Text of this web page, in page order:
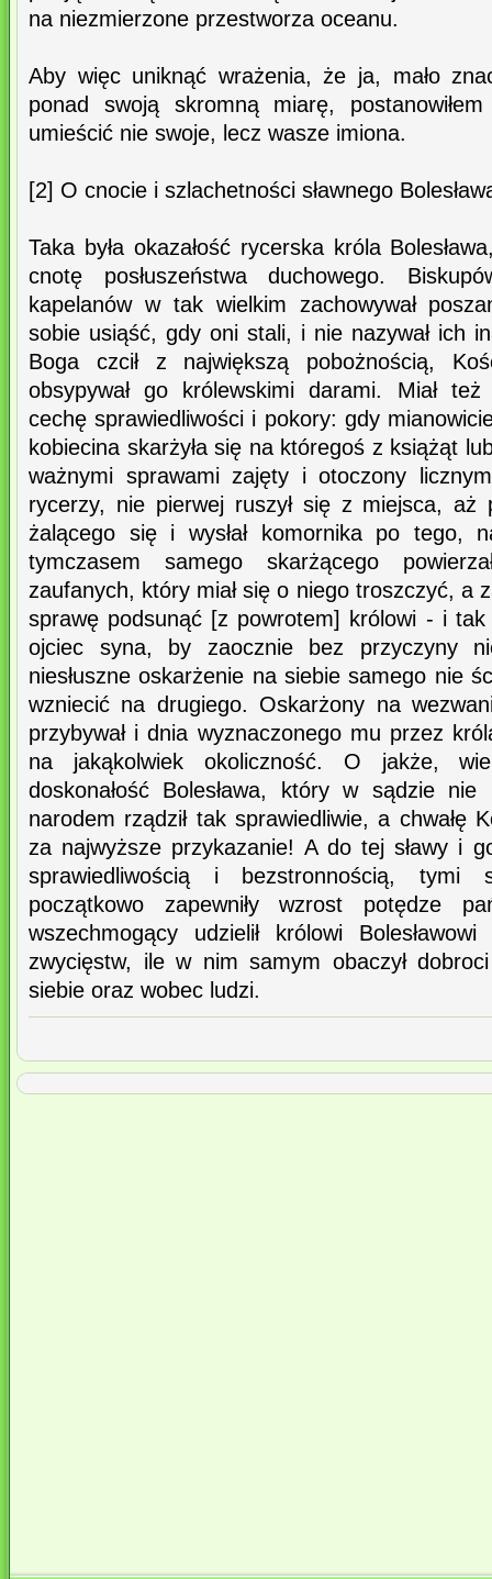
na niezmierzone przestworza oceanu.
Aby więc uniknąć wrażenia, że ja, mało
ponad swoją skromną miarę,
umieścić nie swoje, lecz wasze imiona.
[2] O cnocie i szlachetności sławnego
Taka była okazałość rycerska króla
cnotę posłuszeństwa duchowego.
kapelanów w tak wielkim zachowywał
sobie usiąść, gdy oni stali, i nie nazywał ich
Boga czcił z największą pobożnością,
obsypywał go królewskimi darami. Miał
cechę sprawiedliwości i pokory: gdy
kobiecina skarżyła się na któregoś z książąt
ważnymi sprawami zajęty i otoczony
rycerzy, nie pierwej ruszył się z miejsca, aż
żalącego się i wysłał komornika po tego,
tymczasem samego skarżącego
zaufanych, który miał się o niego troszczyć, a
sprawę podsunąć [z powrotem] królowi - i tak
ojciec syna, by zaocznie bez przyczyny
niesłuszne oskarżenie na siebie samego nie
wzniecić na drugiego. Oskarżony na
przybywał i dnia wyznaczonego mu przez
na jakąkolwiek okoliczność. O jakże,
doskonałość Bolesława, który w sądzie
narodem rządził tak sprawiedliwie, a chwałę
za najwyższe przykazanie! A do tej sławy i
sprawiedliwością i bezstronnością, tymi
początkowo zapewniły wzrost potędze
wszechmogący udzielił królowi
zwycięstw, ile w nim samym obaczył
siebie oraz wobec ludzi.